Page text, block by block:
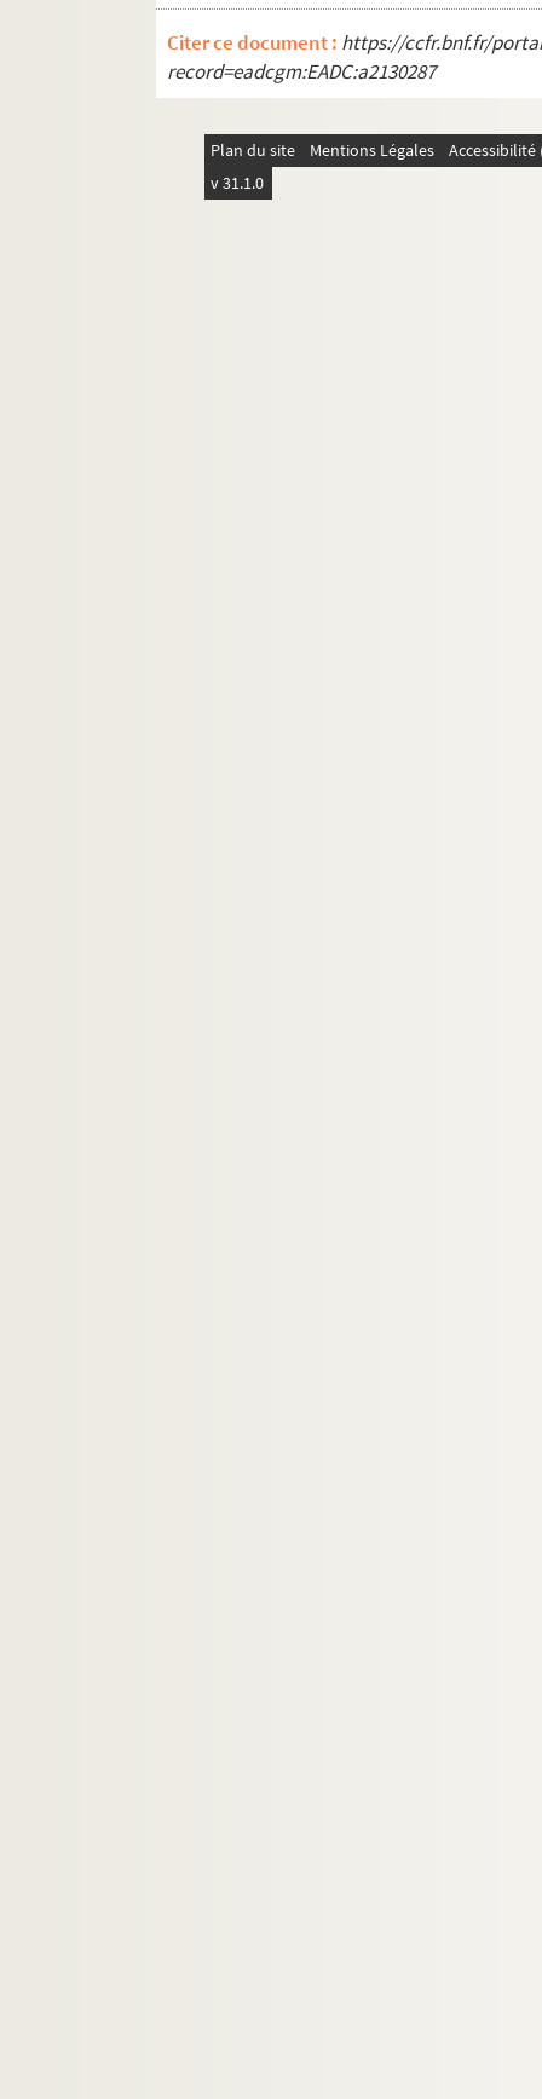
Citer ce document : https://ccfr.bnf.fr/
record=eadcgm:EADC:a2130287
Plan du site Mentions Légales
v 31.1.0